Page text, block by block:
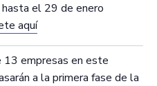
el 29 de enero
aquí
13 empresas en este
a la primera fase de la